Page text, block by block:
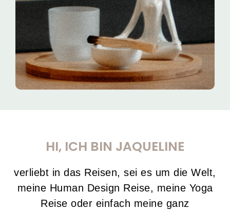
Mehr erfahren
HI, ICH BIN JAQUELINE
verliebt in das Reisen, sei es um die Welt,
meine Human Design Reise, meine Yoga
Reise oder einfach meine ganz